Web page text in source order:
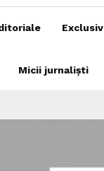
Exclusiv
Micii jurnaliști